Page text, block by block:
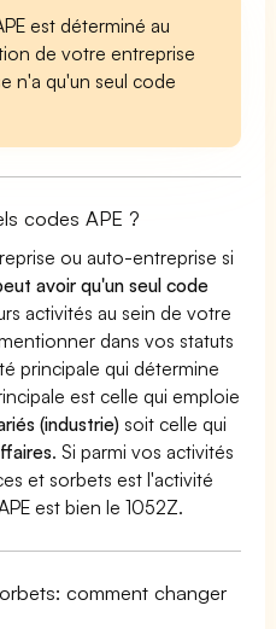
est déterminé au
de votre entreprise
n'a qu'un seul code
codes APE ?
ou auto-entreprise si
avoir qu'un seul code
activités au sein de votre
dans vos statuts
principale qui détermine
est celle qui emploie
(industrie) soit celle qui
. Si parmi vos activités
et sorbets est l'activité
est bien le 1052Z.
comment changer